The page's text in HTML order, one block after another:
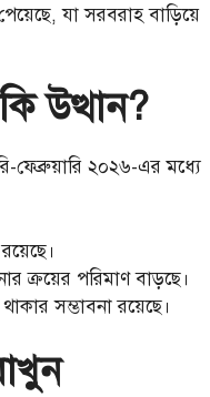
যা সরবরাহ বাড়িয়ে
উত্থান?
ফেব্রুয়ারি ২০২৬-এর মধ্যে
ক্রয়ের পরিমাণ বাড়ছে।
সম্ভাবনা রয়েছে।